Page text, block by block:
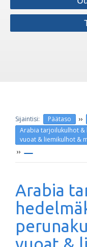
Päätaso ››
Arabia tarjoilukulhot
vuoat & liemikulhot &
››
Arabia